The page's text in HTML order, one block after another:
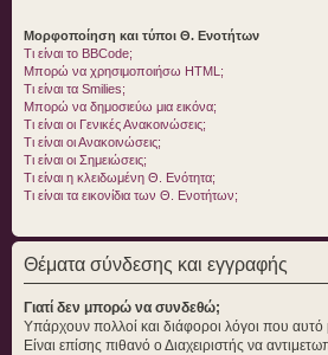
Μορφοποίηση και τύποι Θ. Ενοτήτων
Τι είναι το BBCode;
Μπορώ να χρησιμοποιήσω HTML;
Τι είναι τα Smilies;
Μπορώ να δημοσιεύω μια εικόνα;
Τι είναι οι Γενικές Ανακοινώσεις;
Τι είναι οι Ανακοινώσεις;
Τι είναι οι Σημειώσεις;
Τι είναι η κλειδωμένη Θ. Ενότητα;
Τι είναι τα εικονίδια των Θ. Ενοτήτων;
Θέματα σύνδεσης και εγγραφής
Γιατί δεν μπορώ να συνδεθώ;
Υπάρχουν πολλοί και διάφοροι λόγοι που αυτό
Είναι επίσης πιθανό ο Διαχειριστής να